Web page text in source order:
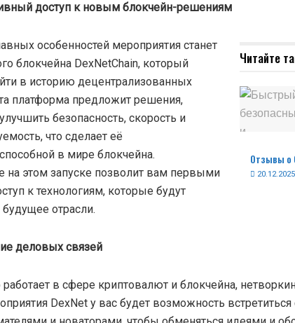
доступ к новым блокчейн-решениям
Читайте
Отзывы о
20.12.2025
особенностей мероприятия станет
блокчейна DexNetChain, который
в историю децентрализованных
платформа предложит решения,
безопасность, скорость и
что сделает её
в мире блокчейна.
на этом запуске позволит вам первыми
к технологиям, которые будут
отрасли.
деловых связей
работает в сфере криптовалют и блокчейна,
DexNet у вас будет возможность